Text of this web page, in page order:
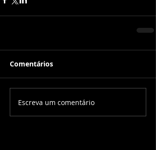
Comentários
Escreva um comentário